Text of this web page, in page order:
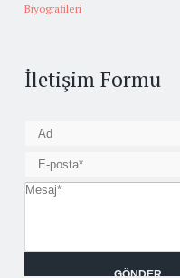
Biyografileri
İletişim Formu